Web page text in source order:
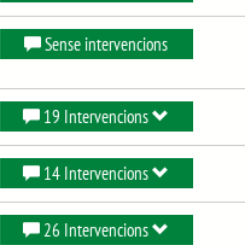
Sense intervencions
19 Intervencions
14 Intervencions
26 Intervencions